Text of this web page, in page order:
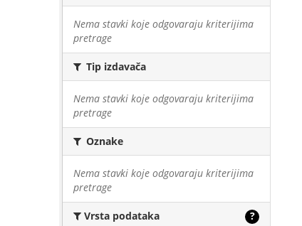
Nema stavki koje odgovaraju kriterijima
pretrage
Tip izdavača
Nema stavki koje odgovaraju kriterijima
pretrage
Oznake
Nema stavki koje odgovaraju kriterijima
pretrage
Vrsta podataka ?